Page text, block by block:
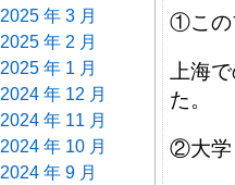
2025 年 3 月
2025 年 2 月
2025 年 1 月
2024 年 12 月
2024 年 11 月
2024 年 10 月
2024 年 9 月
①この
上海
た。
②大学